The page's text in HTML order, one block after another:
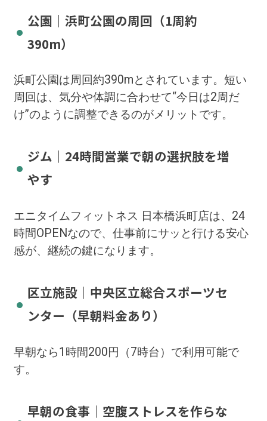
公園｜浜町公園の周回（1周約
390m）
浜町公園は周回約390mとされています。短い
周回は、気分や体調に合わせて“今日は2周だ
け”のように調整できるのがメリットです。
ジム｜24時間営業で朝の選択肢を増
やす
エニタイムフィットネス 日本橋浜町店は、24
時間OPENなので、仕事前にサッと行ける安心
感が、継続の鍵になります。
区立施設｜中央区立総合スポーツセ
ンター（早朝料金あり）
早朝なら1時間200円（7時台）で利用可能で
す。
早朝の食事｜空腹ストレスを作らな